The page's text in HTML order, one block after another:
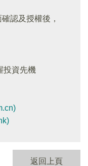
確認及授權後，
投資先機
返回上頁